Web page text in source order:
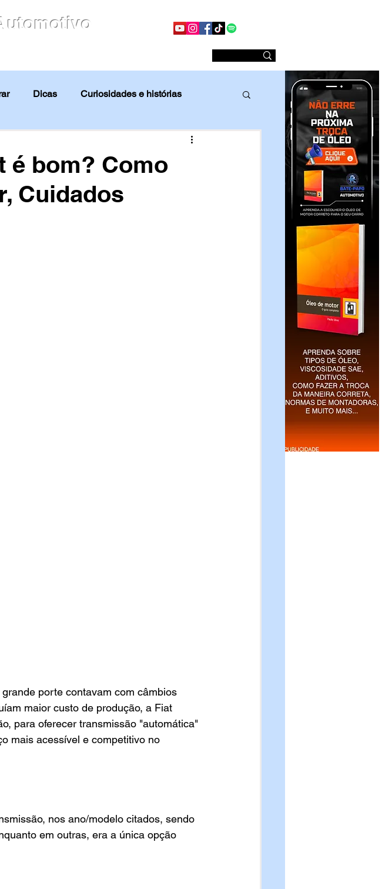
Dicas Curiosidades e histórias
Comparativo
é bom? Como
Cuidados
porte contavam com câmbios
maior custo de produção, a Fiat
para oferecer transmissão "automática"
mais acessível e competitivo no
nos ano/modelo citados, sendo
em outras, era a única opção